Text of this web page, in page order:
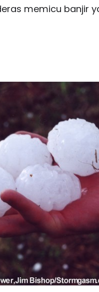
memicu banjir